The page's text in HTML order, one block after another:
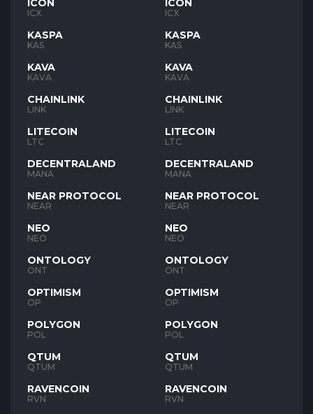
ICON
ICX
KASPA
KAS
KAVA
KAVA
CHAINLINK
LINK
LITECOIN
LTC
DECENTRALAND
MANA
NEAR PROTOCOL
NEAR
NEO
NEO
ONTOLOGY
ONT
OPTIMISM
OP
POLYGON
POL
QTUM
QTUM
RAVENCOIN
RVN
ICON
ICX
KASPA
KAS
KAVA
KAVA
CHAINLINK
LINK
LITECOIN
LTC
DECENTRALAND
MANA
NEAR PROTOCOL
NEAR
NEO
NEO
ONTOLOGY
ONT
OPTIMISM
OP
POLYGON
POL
QTUM
QTUM
RAVENCOIN
RVN